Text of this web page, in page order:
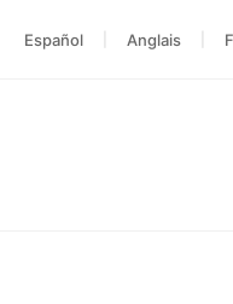
Anglais
Español